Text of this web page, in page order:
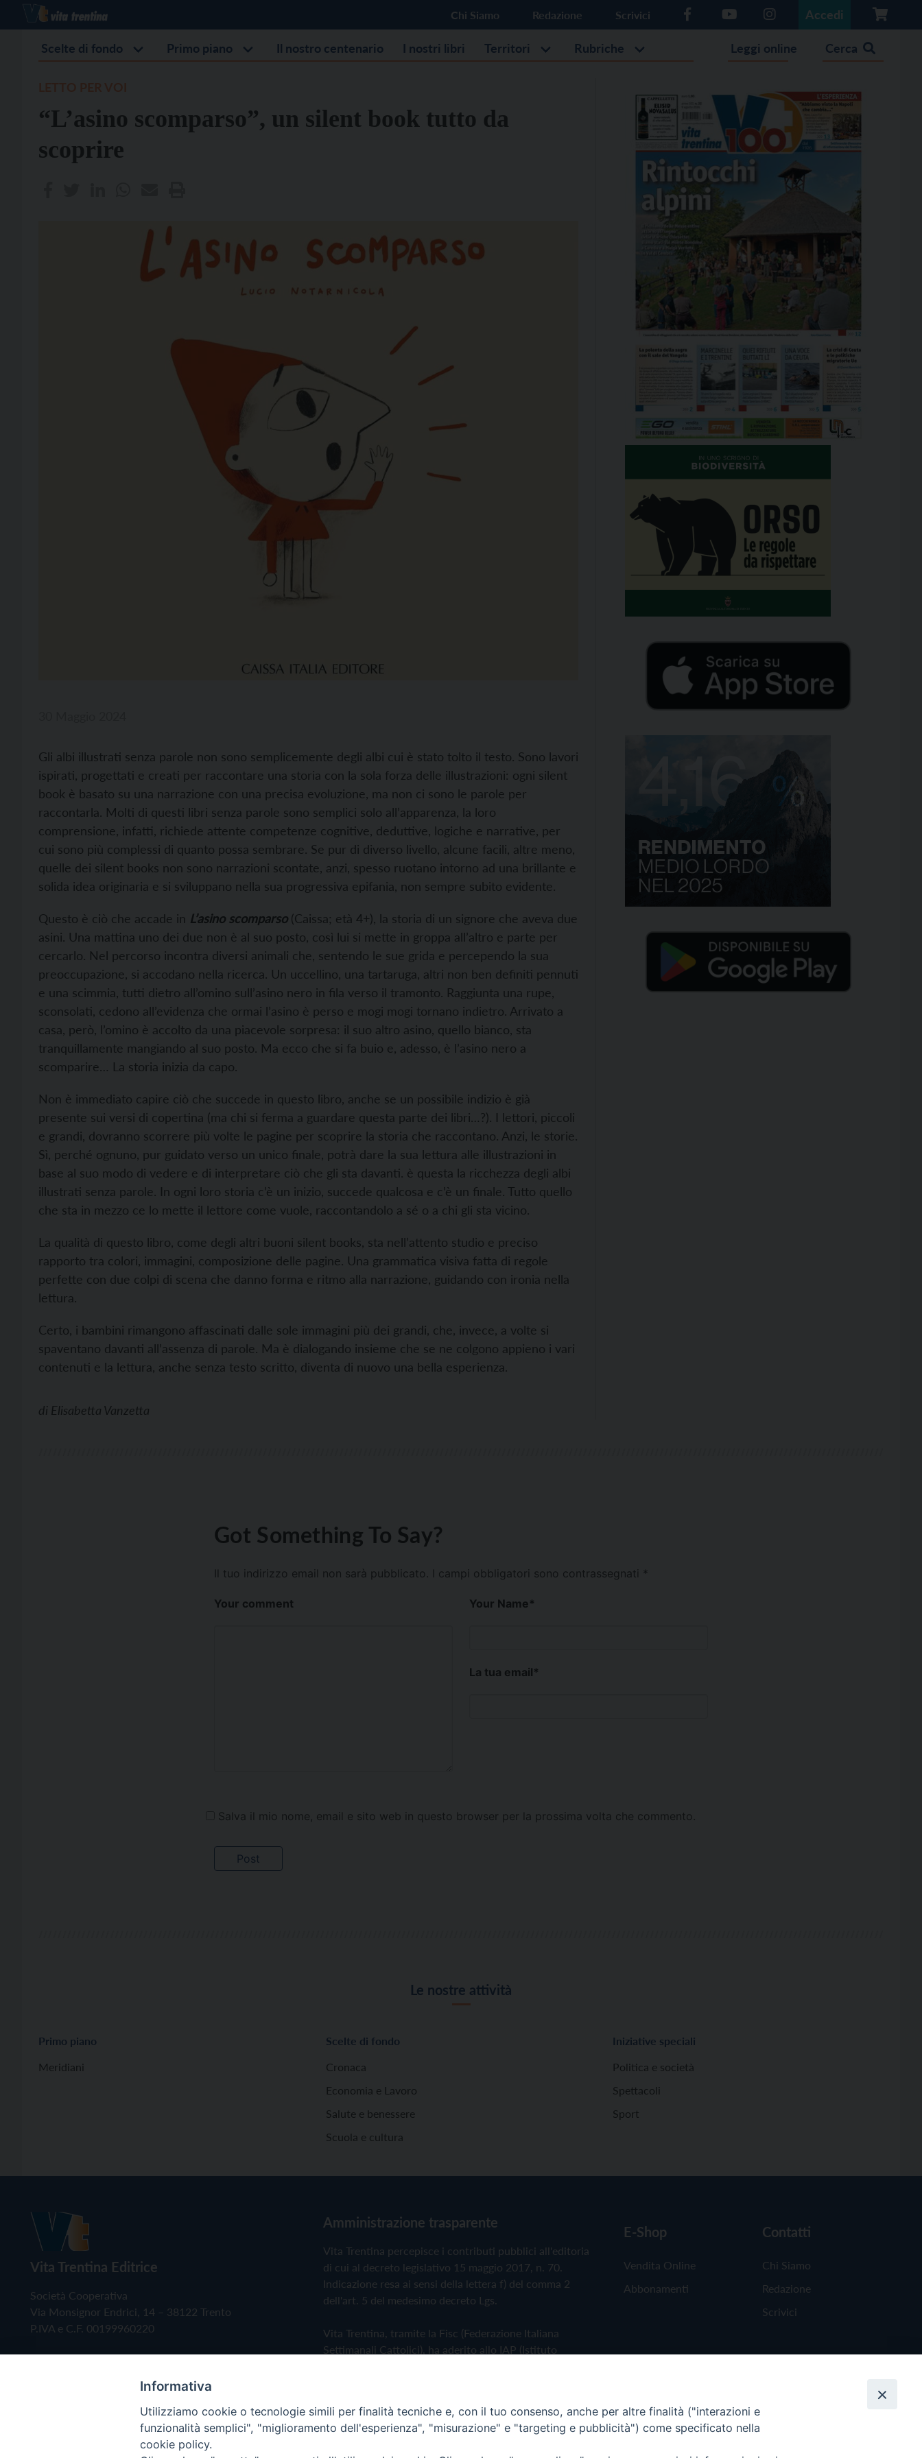
Chi Siamo Redazione Scrivici Accedi
Scelte di fondo Primo piano Il nostro centenario I nostri libri Territori Rubriche Leggi online Cerca
“L’asino scomparso”, un silent book tutto da
scoprire
Gli albi illustrati senza parole non sono semplicemente degli albi cui è stato tolto il testo. Sono lavori
ispirati, progettati e creati per raccontare una storia con la sola forza delle illustrazioni: ogni silent
book è basato su una narrazione con una precisa evoluzione, ma non ci sono le parole per
raccontarla. Molti di questi libri senza parole sono semplici solo all’apparenza, la loro
comprensione, infatti, richiede attente competenze cognitive, deduttive, logiche e narrative, per
cui sono più complessi di quanto possa sembrare. Se pur di diverso livello, alcune facili, altre meno,
quelle dei silent books non sono narrazioni scontate, anzi, spesso ruotano intorno ad una brillante e
solida idea originaria e si sviluppano nella sua progressiva epifania, non sempre subito evidente.
Questo è ciò che accade in L’asino scomparso (Caissa; età 4+), la storia di un signore che aveva due
asini. Una mattina uno dei due non è al suo posto, così lui si mette in groppa all’altro e parte per
cercarlo. Nel percorso incontra diversi animali che, sentendo le sue grida e percependo la sua
preoccupazione, si accodano nella ricerca. Un uccellino, una tartaruga, altri non ben definiti pennuti
e una scimmia, tutti dietro all’omino sull’asino nero in fila verso il tramonto. Raggiunta una rupe,
sconsolati, cedono all’evidenza che ormai l’asino è perso e mogi mogi tornano indietro. Arrivato a
casa, però, l’omino è accolto da una piacevole sorpresa: il suo altro asino, quello bianco, sta
tranquillamente mangiando al suo posto. Ma ecco che si fa buio e, adesso, è l’asino nero a
scomparire… La storia inizia da capo.
Non è immediato capire ciò che succede in questo libro, anche se un possibile indizio è già
presente sui versi di copertina (ma chi si ferma a guardare questa parte dei libri…?). I lettori, piccoli
e grandi, dovranno scorrere più volte le pagine per scoprire la storia che raccontano. Anzi, le storie.
Sì, perché ognuno, pur guidato verso un unico finale, potrà dare la sua lettura alle illustrazioni in
base al suo modo di vedere e di interpretare ciò che gli sta davanti. è questa la ricchezza degli albi
illustrati senza parole. In ogni loro storia c’è un inizio, succede qualcosa e c’è un finale. Tutto quello
che sta in mezzo ce lo mette il lettore come vuole, raccontandolo a sé o a chi gli sta vicino.
La qualità di questo libro, come degli altri buoni silent books, sta nell’attento studio e preciso
rapporto tra colori, immagini, composizione delle pagine. Una grammatica visiva fatta di regole
perfette con due colpi di scena che danno forma e ritmo alla narrazione, guidando con ironia nella
lettura.
Certo, i bambini rimangono affascinati dalle sole immagini più dei grandi, che, invece, a volte si
spaventano davanti all’assenza di parole. Ma è dialogando insieme che se ne colgono appieno i vari
contenuti e la lettura, anche senza testo scritto, diventa di nuovo una bella esperienza.
di Elisabetta Vanzetta
Got Something To Say?
Il tuo indirizzo email non sarà pubblicato. I campi obbligatori sono contrassegnati *
Your comment Your Name*
La tua email*
Salva il mio nome, email e sito web in questo browser per la prossima volta che commento.
Le nostre attività
Primo piano
Meridiani
Scelte di fondo
Cronaca
Economia e Lavoro
Salute e benessere
Scuola e cultura
Iniziative speciali
Politica e società
Spettacoli
Sport
Vita Trentina Editrice
Società Cooperativa
Via Monsignor Endrici, 14 – 38122 Trento
P.IVA e C.F. 00199960220
Amministrazione trasparente
Vita Trentina percepisce i contributi pubblici all'editoria
di cui al decreto legislativo 15 maggio 2017, n. 70.
Indicazione resa ai sensi della lettera f) del comma 2
dell'art. 5 del medesimo decreto Lgs.
Vita Trentina, tramite la Fisc (Federazione Italiana
Settimanali Cattolici), ha aderito allo IAP (Istituto
Privacy Policy Cookie Policy
E-Shop
Vendita Online
Abbonamenti
Contatti
Chi Siamo
Redazione
Scrivici
Informativa
Utilizziamo cookie o tecnologie simili per finalità tecniche e, con il tuo consenso, anche per altre finalità ("interazioni e
funzionalità semplici", "miglioramento dell'esperienza", "misurazione" e "targeting e pubblicità") come specificato nella
cookie policy.